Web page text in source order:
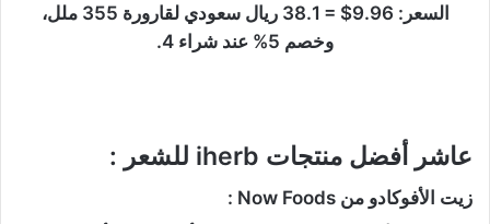
السعر: 9.96$ = 38.1 ريال سعودي لقارورة 355 ملل،
وخصم 5% عند شراء 4.
عاشر أفضل منتجات iherb للشعر :
زيت الأفوكادو من Now Foods :